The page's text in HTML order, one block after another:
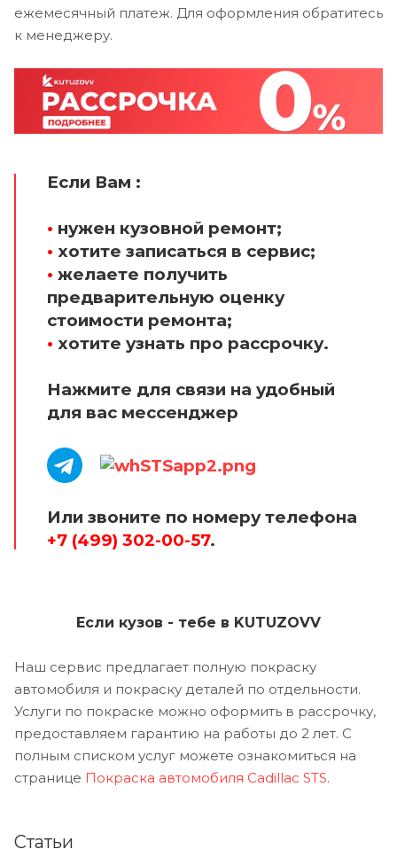
ежемесячный платеж. Для оформления обратитесь
к менеджеру.
Если Вам :
• нужен кузовной ремонт;
• хотите записаться в сервис;
• желаете получить
предварительную оценку
стоимости ремонта;
• хотите узнать про рассрочку.
Нажмите для связи на удобный
для вас мессенджер
Или звоните по номеру телефона
+7 (499) 302-00-57.
Если кузов - тебе в KUTUZOVV
Наш сервис предлагает полную покраску
автомобиля и покраску деталей по отдельности.
Услуги по покраске можно оформить в рассрочку,
предоставляем гарантию на работы до 2 лет. С
полным списком услуг можете ознакомиться на
странице Покраска автомобиля Cadillac STS.
Статьи